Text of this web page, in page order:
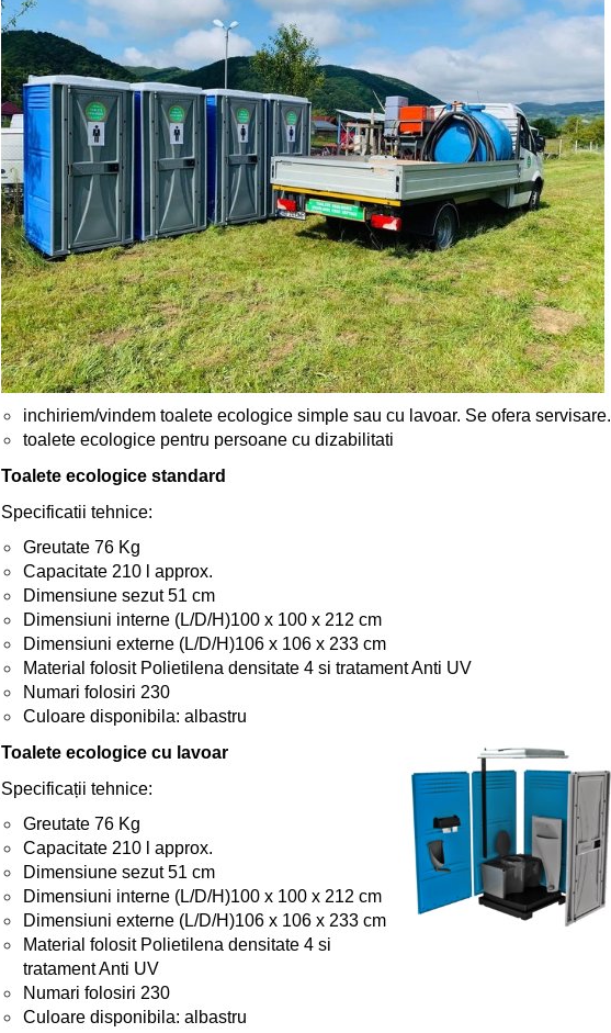
inchiriem/vindem toalete ecologice simple sau cu lavoar. Se ofera servisare.
toalete ecologice pentru persoane cu dizabilitati
Toalete ecologice standard
Specificatii tehnice:
Greutate 76 Kg
Capacitate 210 l approx.
Dimensiune sezut 51 cm
Dimensiuni interne (L/D/H)100 x 100 x 212 cm
Dimensiuni externe (L/D/H)106 x 106 x 233 cm
Material folosit Polietilena densitate 4 si tratament Anti UV
Numari folosiri 230
Culoare disponibila: albastru
Toalete ecologice cu lavoar
Specificații tehnice:
Greutate 76 Kg
Capacitate 210 l approx.
Dimensiune sezut 51 cm
Dimensiuni interne (L/D/H)100 x 100 x 212 cm
Dimensiuni externe (L/D/H)106 x 106 x 233 cm
Material folosit Polietilena densitate 4 si
tratament Anti UV
Numari folosiri 230
Culoare disponibila: albastru